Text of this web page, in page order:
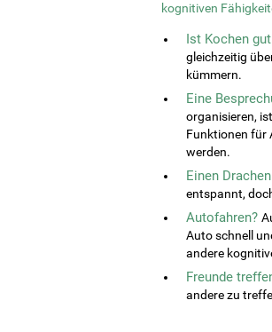
kognitiven
Ist Kochen
gleichzeitig
kümmern.
Eine
organisieren,
Funktionen für
werden.
Einen
entspannt,
Autofahren?
Auto schnell
andere
Freunde
andere zu